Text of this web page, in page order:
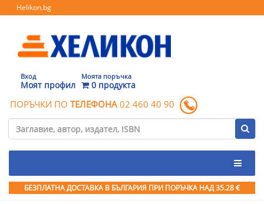
Helikon.bg
Вход
Моят профил
Моята поръчка
0 продукта
ПОРЪЧКИ ПО ТЕЛЕФОНА 02 460 40 90
БЕЗПЛАТНА ДОСТАВКА В БЪЛГАРИЯ ПРИ ПОРЪЧКА НАД 35.28 €